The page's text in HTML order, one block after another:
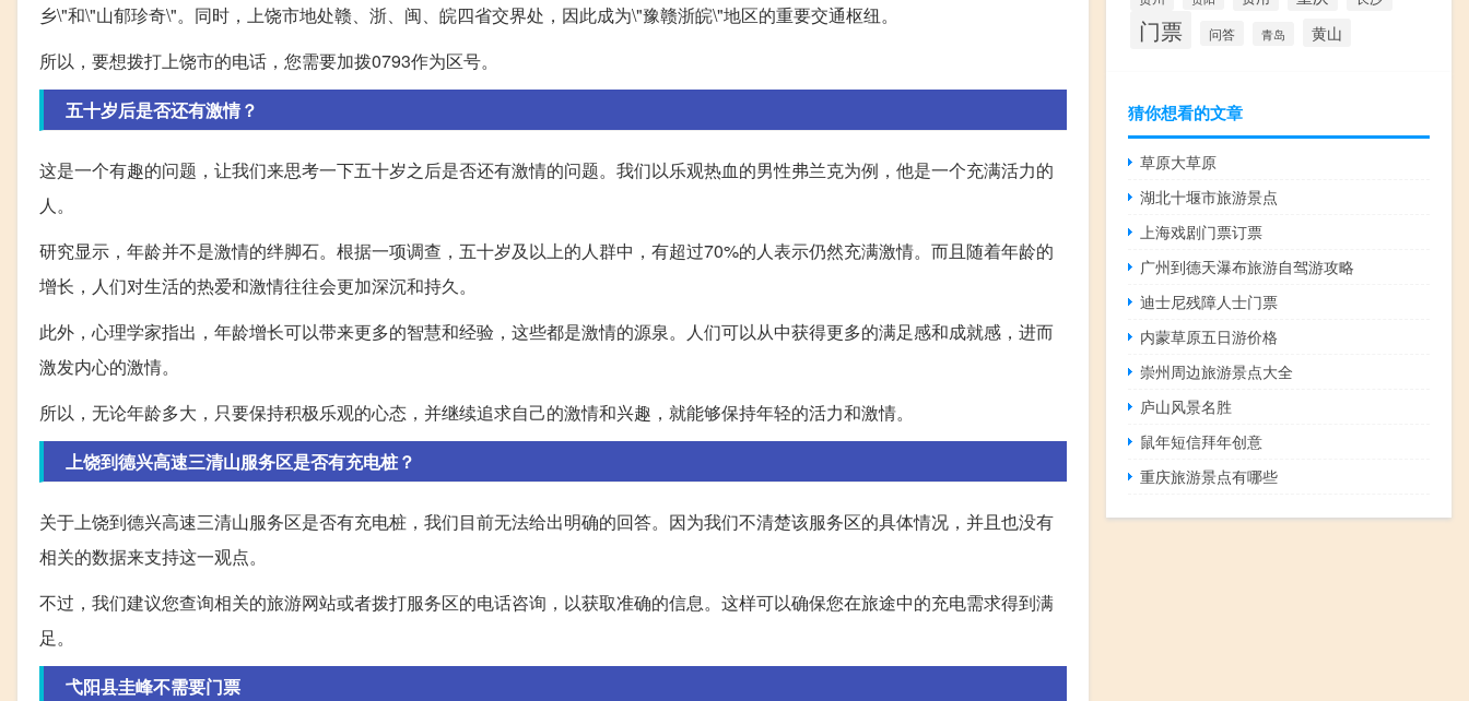
乡\"和\"山郁珍奇\"。同时，上饶市地处赣、浙、闽、皖四省交界处，因此成为\"豫赣浙皖\"地区的重要交通枢纽。
所以，要想拨打上饶市的电话，您需要加拨0793作为区号。
五十岁后是否还有激情？
这是一个有趣的问题，让我们来思考一下五十岁之后是否还有激情的问题。我们以乐观热血的男性弗兰克为例，他是一个充满活力的
人。
研究显示，年龄并不是激情的绊脚石。根据一项调查，五十岁及以上的人群中，有超过70%的人表示仍然充满激情。而且随着年龄的
增长，人们对生活的热爱和激情往往会更加深沉和持久。
此外，心理学家指出，年龄增长可以带来更多的智慧和经验，这些都是激情的源泉。人们可以从中获得更多的满足感和成就感，进而
激发内心的激情。
所以，无论年龄多大，只要保持积极乐观的心态，并继续追求自己的激情和兴趣，就能够保持年轻的活力和激情。
上饶到德兴高速三清山服务区是否有充电桩？
关于上饶到德兴高速三清山服务区是否有充电桩，我们目前无法给出明确的回答。因为我们不清楚该服务区的具体情况，并且也没有
相关的数据来支持这一观点。
不过，我们建议您查询相关的旅游网站或者拨打服务区的电话咨询，以获取准确的信息。这样可以确保您在旅途中的充电需求得到满
足。
弋阳县圭峰不需要门票
门票 问答 青岛 黄山
猜你想看的文章
草原大草原
湖北十堰市旅游景点
上海戏剧门票订票
广州到德天瀑布旅游自驾游攻略
迪士尼残障人士门票
内蒙草原五日游价格
崇州周边旅游景点大全
庐山风景名胜
鼠年短信拜年创意
重庆旅游景点有哪些